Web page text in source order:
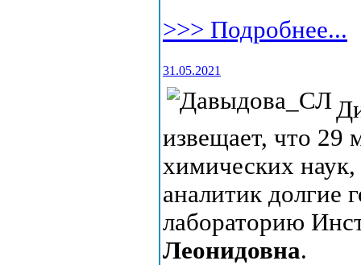
>>> Подробнее...
31.05.2021
извещает, что 29
химических
аналитик долгие
лабораторию
Леонидовна.